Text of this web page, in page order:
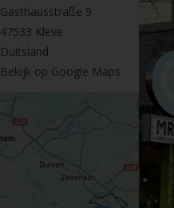
Gasthausstraße 9
47533 Kleve
Duitsland
Bekijk op Google Maps